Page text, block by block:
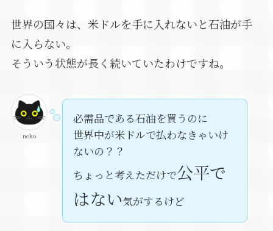
世界の国々は、米ドルを手に入れないと石油が手
に入らない。
そういう状態が長く続いていたわけですね。
neko
必需品である石油を買うのに
世界中が米ドルで払わなきゃいけ
ないの？？
ちょっと考えただけで公平で
はない気がするけど